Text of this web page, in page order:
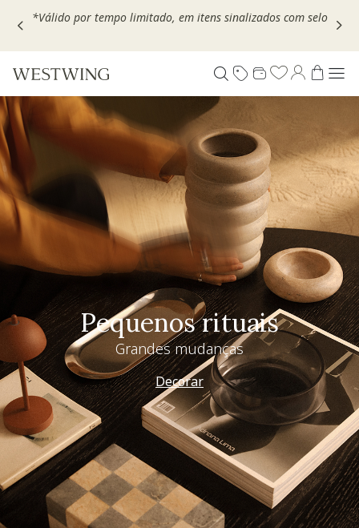
Escolha seu VOUCHER e ganhe até 30% OFF*: useMOVEL30,
Pequenos rituais
Grandes mudanças
Decorar